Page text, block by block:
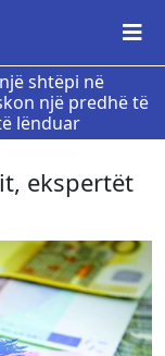
shtëpi në
një predhë të
lënduar
ekspertët